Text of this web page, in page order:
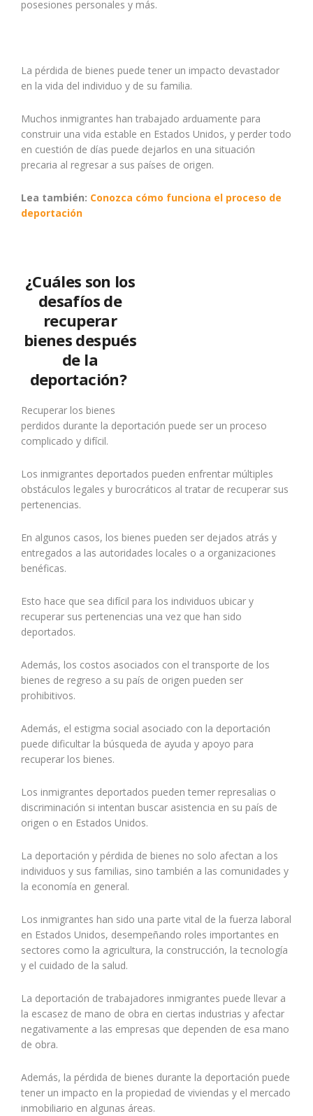
posesiones personales y más.
La pérdida de bienes puede tener un impacto devastador
en la vida del individuo y de su familia.
Muchos inmigrantes han trabajado arduamente para
construir una vida estable en Estados Unidos, y perder todo
en cuestión de días puede dejarlos en una situación
precaria al regresar a sus países de origen.
Lea también: Conozca cómo funciona el proceso de
deportación
¿Cuáles son los
desafíos de
recuperar
bienes después
de la
deportación?
Recuperar los bienes
perdidos durante la deportación puede ser un proceso
complicado y difícil.
Los inmigrantes deportados pueden enfrentar múltiples
obstáculos legales y burocráticos al tratar de recuperar sus
pertenencias.
En algunos casos, los bienes pueden ser dejados atrás y
entregados a las autoridades locales o a organizaciones
benéficas.
Esto hace que sea difícil para los individuos ubicar y
recuperar sus pertenencias una vez que han sido
deportados.
Además, los costos asociados con el transporte de los
bienes de regreso a su país de origen pueden ser
prohibitivos.
Además, el estigma social asociado con la deportación
puede dificultar la búsqueda de ayuda y apoyo para
recuperar los bienes.
Los inmigrantes deportados pueden temer represalias o
discriminación si intentan buscar asistencia en su país de
origen o en Estados Unidos.
La deportación y pérdida de bienes no solo afectan a los
individuos y sus familias, sino también a las comunidades y
la economía en general.
Los inmigrantes han sido una parte vital de la fuerza laboral
en Estados Unidos, desempeñando roles importantes en
sectores como la agricultura, la construcción, la tecnología
y el cuidado de la salud.
La deportación de trabajadores inmigrantes puede llevar a
la escasez de mano de obra en ciertas industrias y afectar
negativamente a las empresas que dependen de esa mano
de obra.
Además, la pérdida de bienes durante la deportación puede
tener un impacto en la propiedad de viviendas y el mercado
inmobiliario en algunas áreas.